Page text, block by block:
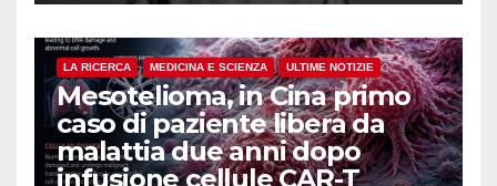
LA RICERCA MEDICINA E SCIENZA ULTIME NOTIZIE
Mesotelioma, in Cina primo
caso di paziente libera da
malattia due anni dopo
infusione cellule CAR-T